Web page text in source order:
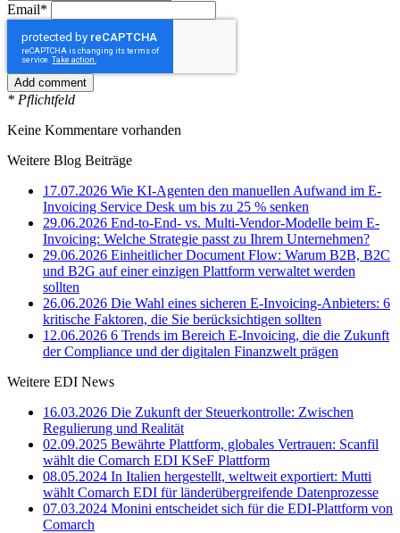
Email*
* Pflichtfeld
Keine Kommentare vorhanden
Weitere Blog Beiträge
17.07.2026 Wie KI-Agenten den manuellen Aufwand im E-
Invoicing Service Desk um bis zu 25 % senken
29.06.2026 End-to-End- vs. Multi-Vendor-Modelle beim E-
Invoicing: Welche Strategie passt zu Ihrem Unternehmen?
29.06.2026 Einheitlicher Document Flow: Warum B2B, B2C
und B2G auf einer einzigen Plattform verwaltet werden
sollten
26.06.2026 Die Wahl eines sicheren E-Invoicing-Anbieters: 6
kritische Faktoren, die Sie berücksichtigen sollten
12.06.2026 6 Trends im Bereich E-Invoicing, die die Zukunft
der Compliance und der digitalen Finanzwelt prägen
Weitere EDI News
16.03.2026 Die Zukunft der Steuerkontrolle: Zwischen
Regulierung und Realität
02.09.2025 Bewährte Plattform, globales Vertrauen: Scanfil
wählt die Comarch EDI KSeF Plattform
08.05.2024 In Italien hergestellt, weltweit exportiert: Mutti
wählt Comarch EDI für länderübergreifende Datenprozesse
07.03.2024 Monini entscheidet sich für die EDI-Plattform von
Comarch